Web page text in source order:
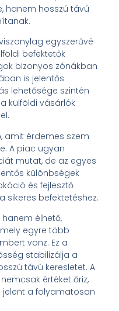
hanem hosszú távú
egyszerűvé
befektetők
bizonyos zónákban
is jelentős
lehetősége szintén
külföldi vásárlók
amit érdemes szem
A piac ugyan
mutat, de az egyes
különbségek
és fejlesztő
sikeres befektetéshez.
élhető,
egyre több
vonz. Ez a
stabilizálja a
távú keresletet. A
értéket őriz,
jelent a folyamatosan